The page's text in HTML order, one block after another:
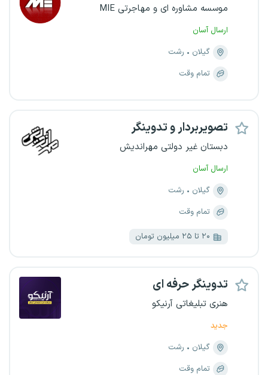
موسسه مشاوره ای و مهاجرتی MIE
ارسال آسان
گیلان
رشت
تمام وقت
تصویربردار و تدوینگر
دبستان غیر دولتی مهراندیش
ارسال آسان
گیلان
رشت
تمام وقت
۲۰ تا ۲۵ میلیون تومان
تدوینگر حرفه ای
هنری تبلیغاتی آرنیکو
جدید
گیلان
رشت
تمام وقت